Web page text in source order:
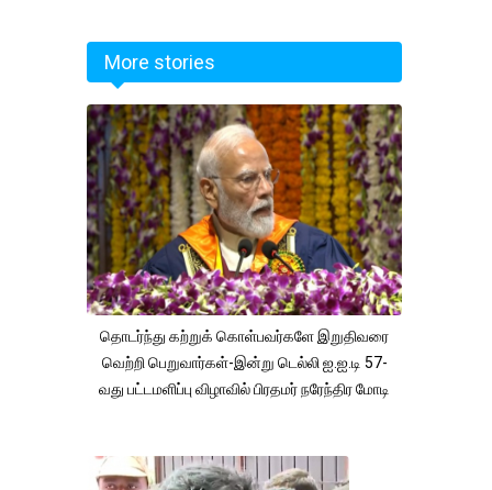
More stories
தொடர்ந்து கற்றுக் கொள்பவர்களே இறுதிவரை
வெற்றி பெறுவார்கள்-இன்று டெல்லி ஐ.ஐ.டி 57-
வது பட்டமளிப்பு விழாவில் பிரதமர் நரேந்திர மோடி